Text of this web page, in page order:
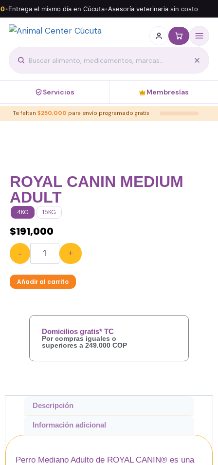
•Entrega el mismo día en Cúcuta•Asesoría veterinaria sin costo
Servicios Membresías
Te faltan $250,000 para envío programado gratis
ROYAL CANIN MEDIUM
ADULT
4KG 15KG
$191,000
- +
Añadir al carrito
Domicilios gratis* TC
Por compras iguales o
superiores a 249.000 COP
Descripción
Información adicional
Perro Mediano Adulto de ROYAL CANIN® es una